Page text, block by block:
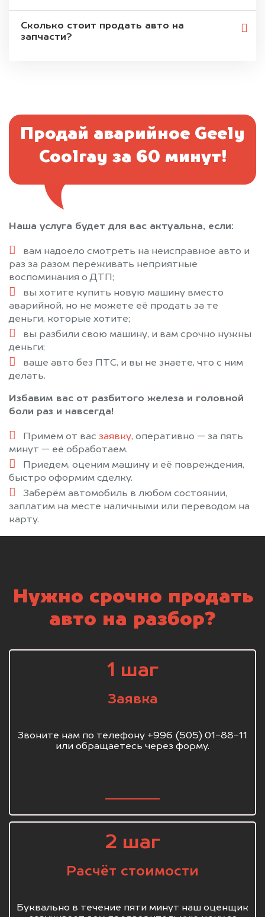
Сколько стоит продать авто на
запчасти?
Продай аварийное Geely
Coolray за 60 минут!
Наша услуга будет для вас актуальна, если:
вам надоело смотреть на неисправное авто и
раз за разом переживать неприятные
воспоминания о ДТП;
вы хотите купить новую машину вместо
аварийной, но не можете её продать за те
деньги, которые хотите;
вы разбили свою машину, и вам срочно нужны
деньги;
ваше авто без ПТС, и вы не знаете, что с ним
делать.
Избавим вас от разбитого железа и головной
боли раз и навсегда!
Примем от вас заявку, оперативно — за пять
минут — её обработаем.
Приедем, оценим машину и её повреждения,
быстро оформим сделку.
Заберём автомобиль в любом состоянии,
заплатим на месте наличными или переводом на
карту.
Нужно срочно продать
авто на разбор?
1 шаг
Заявка
Звоните нам по телефону +996 (505) 01-88-11
или обращаетесь через форму.
2 шаг
Расчёт стоимости
Буквально в течение пяти минут наш оценщик